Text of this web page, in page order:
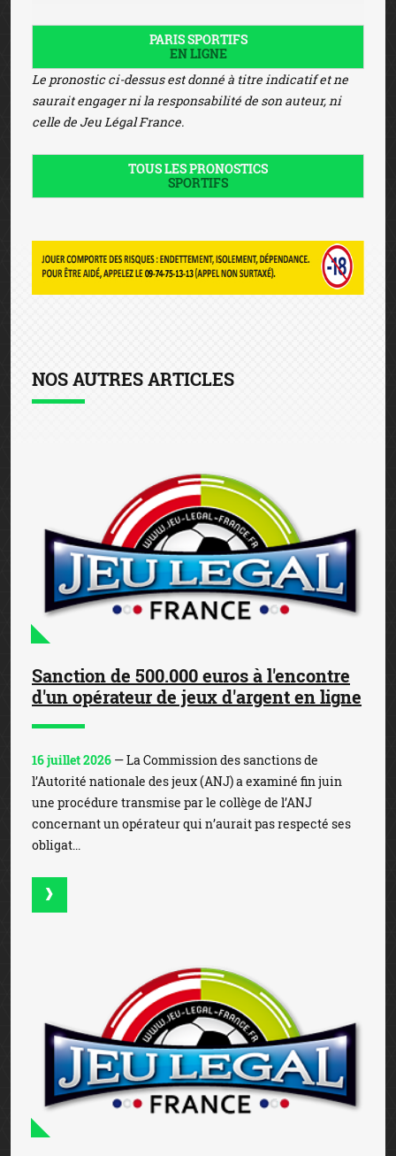
PARIS SPORTIFS
EN LIGNE
Le pronostic ci-dessus est donné à titre indicatif et ne
saurait engager ni la responsabilité de son auteur, ni
celle de Jeu Légal France.
TOUS LES PRONOSTICS
SPORTIFS
NOS AUTRES ARTICLES
Sanction de 500.000 euros à l'encontre
d'un opérateur de jeux d'argent en ligne
16 juillet 2026 — La Commission des sanctions de
l’Autorité nationale des jeux (ANJ) a examiné fin juin
une procédure transmise par le collège de l’ANJ
concernant un opérateur qui n’aurait pas respecté ses
obligat...